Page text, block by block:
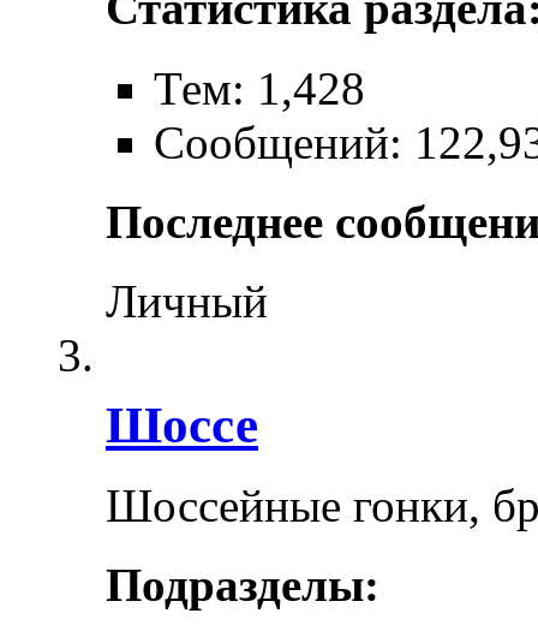
Тем: 1,428
Сообщений:
Последнее
Личный
Шоссе
Шоссейные гонки,
Подразделы: